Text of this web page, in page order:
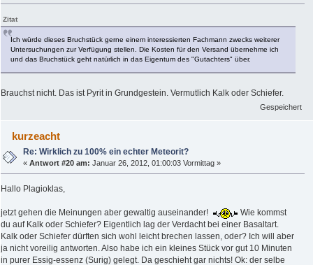
Zitat
Ich würde dieses Bruchstück gerne einem interessierten Fachmann zwecks weiterer
Untersuchungen zur Verfügung stellen. Die Kosten für den Versand übernehme ich
und das Bruchstück geht natürlich in das Eigentum des "Gutachters" über.
Brauchst nicht. Das ist Pyrit in Grundgestein. Vermutlich Kalk oder Schiefer.
Gespeichert
kurzeacht
Re: Wirklich zu 100% ein echter Meteorit?
«Antwort #20 am: Januar 26, 2012, 01:00:03 Vormittag »
Hallo Plagioklas,
jetzt gehen die Meinungen aber gewaltig auseinander!
Wie kommst
du auf Kalk oder Schiefer? Eigentlich lag der Verdacht bei einer Basaltart.
Kalk oder Schiefer dürften sich wohl leicht brechen lassen, oder? Ich will aber
ja nicht voreilig antworten. Also habe ich ein kleines Stück vor gut 10 Minuten
in purer Essig-essenz (Surig) gelegt. Da geschieht gar nichts! Ok: der selbe